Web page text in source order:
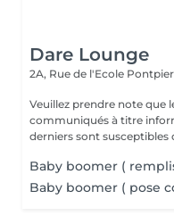
Dare Lounge
2A, Rue de l'Ecole
Veuillez prendre note que
communiqués à titre
derniers sont susceptibles
Baby boomer (
Baby boomer ( pose